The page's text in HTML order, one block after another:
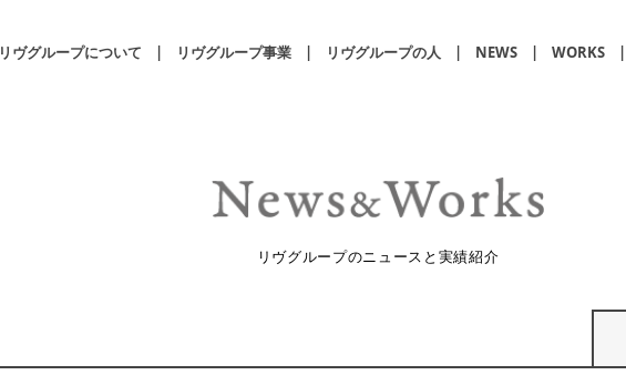
リヴグループについて リヴグループ事業 リヴグループの人 NEWS WORKS
リヴグループのニュースと実績紹介